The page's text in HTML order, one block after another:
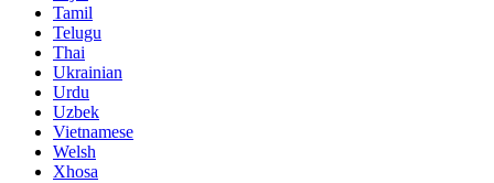
Tamil
Telugu
Thai
Ukrainian
Urdu
Uzbek
Vietnamese
Welsh
Xhosa